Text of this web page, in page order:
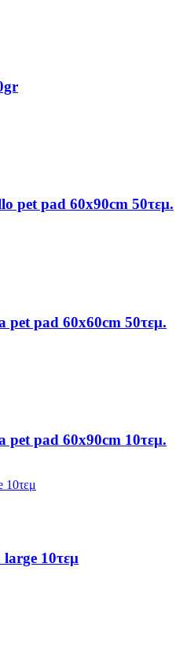
pet pad 60x90cm 50τεμ.
pad 60x60cm 50τεμ.
pad 60x90cm 10τεμ.
10τεμ